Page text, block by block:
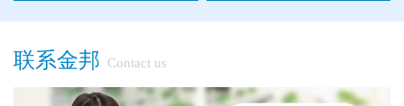
联系金邦 Contact us